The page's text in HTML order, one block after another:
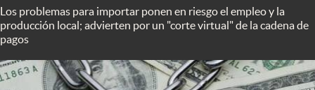
Apertura
Clase
Los problemas para importar ponen en riesgo el empleo y la
producción local; advierten por un "corte virtual" de la cadena de
pagos